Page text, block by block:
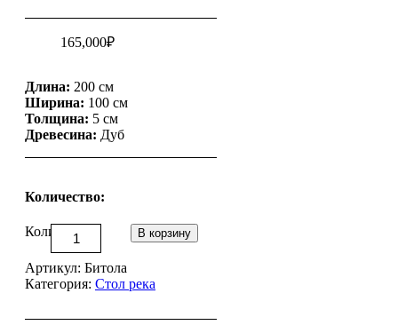
165,000₽
Длина: 200 см
Ширина: 100 см
Толщина: 5 см
Древесина: Дуб
Количество:
Количество В корзину
Артикул: Битола
Категория: Стол река